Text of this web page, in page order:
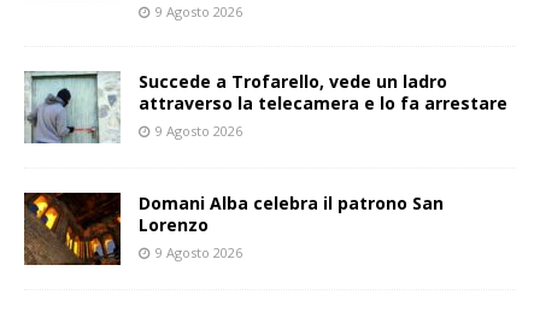
9 Agosto 2026
Succede a Trofarello, vede un ladro
attraverso la telecamera e lo fa arrestare
9 Agosto 2026
Domani Alba celebra il patrono San
Lorenzo
9 Agosto 2026